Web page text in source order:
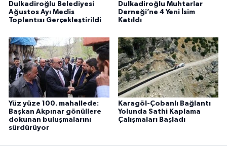
Dulkadiroğlu Belediyesi
Ağustos Ayı Meclis
Toplantısı Gerçekleştirildi
Dulkadiroğlu Muhtarlar
Derneği’ne 4 Yeni İsim
Katıldı
Yüz yüze 100. mahallede:
Başkan Akpınar gönüllere
dokunan buluşmalarını
sürdürüyor
Karagöl-Çobanlı Bağlantı
Yolunda Sathi Kaplama
Çalışmaları Başladı